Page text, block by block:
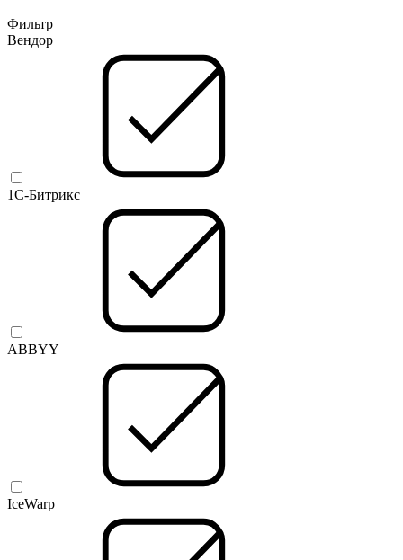
Фильтр
Вендор
1C-Битрикс
ABBYY
IceWarp